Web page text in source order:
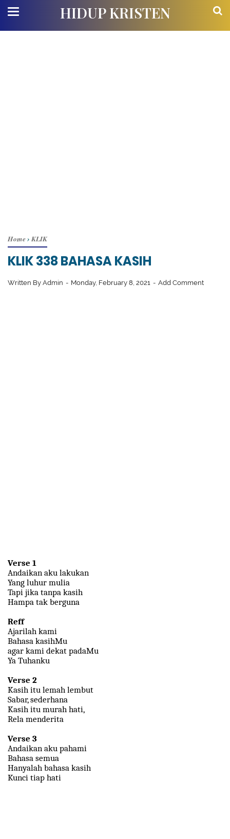
HIDUP KRISTEN
Home› KLIK
KLIK 338 BAHASA KASIH
Written By Admin Monday, February 8, 2021 Add Comment
Verse 1
Andaikan aku lakukan
Yang luhur mulia
Tapi jika tanpa kasih
Hampa tak berguna
Reff
Ajarilah kami
Bahasa kasihMu
agar kami dekat padaMu
Ya Tuhanku
Verse 2
Kasih itu lemah lembut
Sabar, sederhana
Kasih itu murah hati,
Rela menderita
Verse 3
Andaikan aku pahami
Bahasa semua
Hanyalah bahasa kasih
Kunci tiap hati